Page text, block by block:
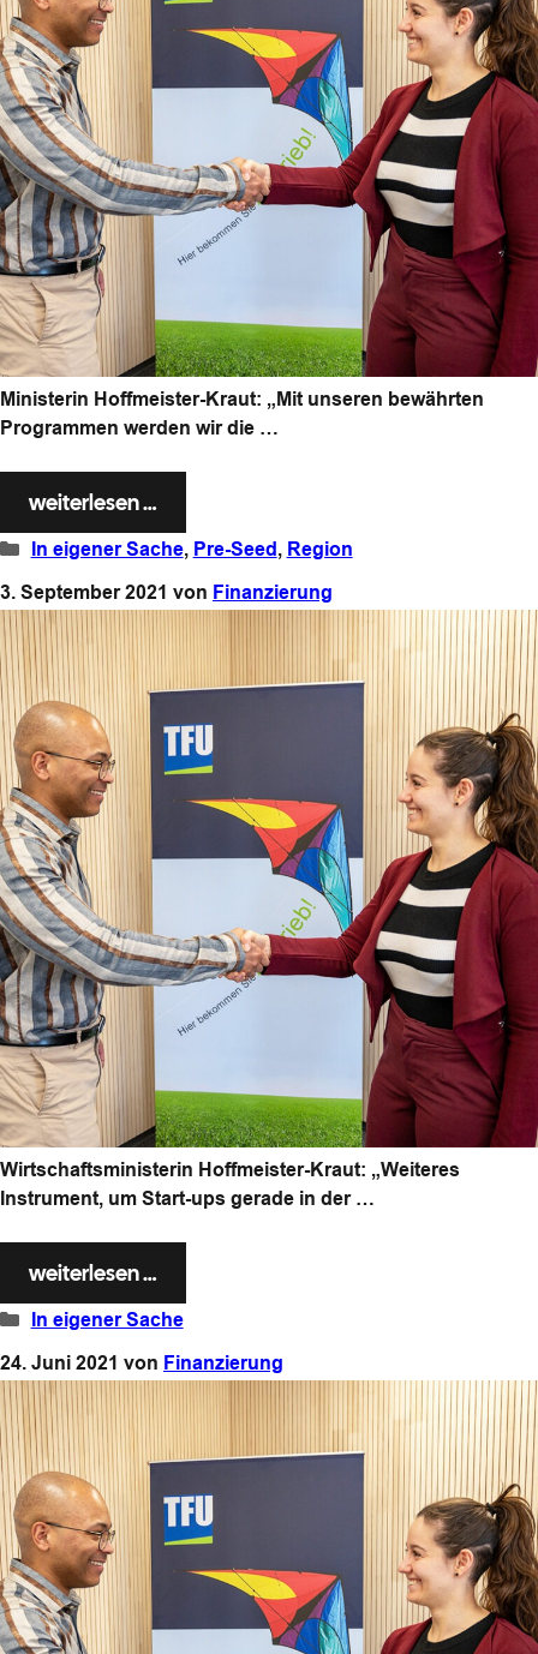
Ministerin Hoffmeister-Kraut: „Mit unseren bewährten
Programmen werden wir die …
weiterlesen …
Kategorien
In eigener Sache, Pre-Seed , Region
3. September 2021 von Finanzierung
Wirtschaftsministerin Hoffmeister-Kraut: „Weiteres
Instrument, um Start-ups gerade in der …
weiterlesen …
Kategorien
In eigener Sache
24. Juni 2021 von Finanzierung